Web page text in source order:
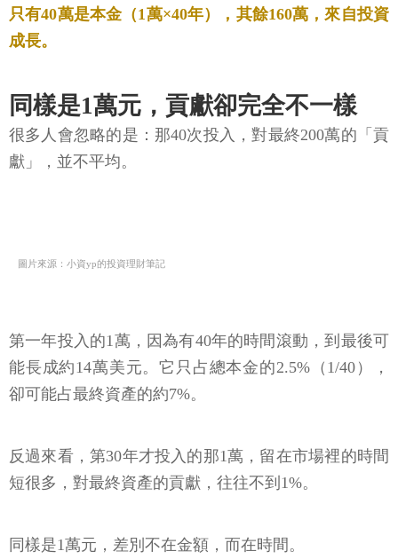
只有40萬是本金（1萬×40年），其餘160萬，來自投資
成長。
同樣是1萬元，貢獻卻完全不一樣
很多人會忽略的是：那40次投入，對最終200萬的「貢
獻」，並不平均。
圖片來源：小資yp的投資理財筆記
第一年投入的1萬，因為有40年的時間滾動，到最後可
能長成約14萬美元。它只占總本金的2.5%（1/40），
卻可能占最終資產的約7%。
反過來看，第30年才投入的那1萬，留在市場裡的時間
短很多，對最終資產的貢獻，往往不到1%。
同樣是1萬元，差別不在金額，而在時間。